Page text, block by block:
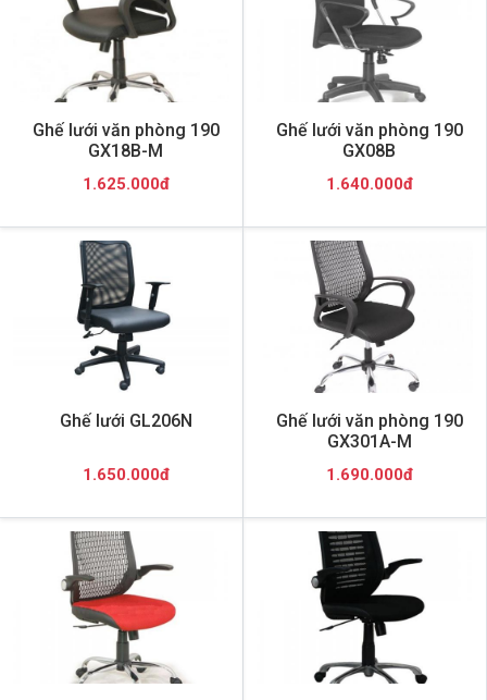
Ghế lưới văn phòng 190
GX18B-M
1.625.000đ
Ghế lưới văn phòng 190
GX08B
1.640.000đ
Ghế lưới GL206N
1.650.000đ
Ghế lưới văn phòng 190
GX301A-M
1.690.000đ